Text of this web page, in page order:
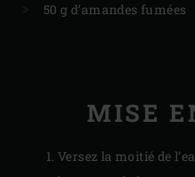
50 g d’amandes fumées
MISE
Versez la moitié de